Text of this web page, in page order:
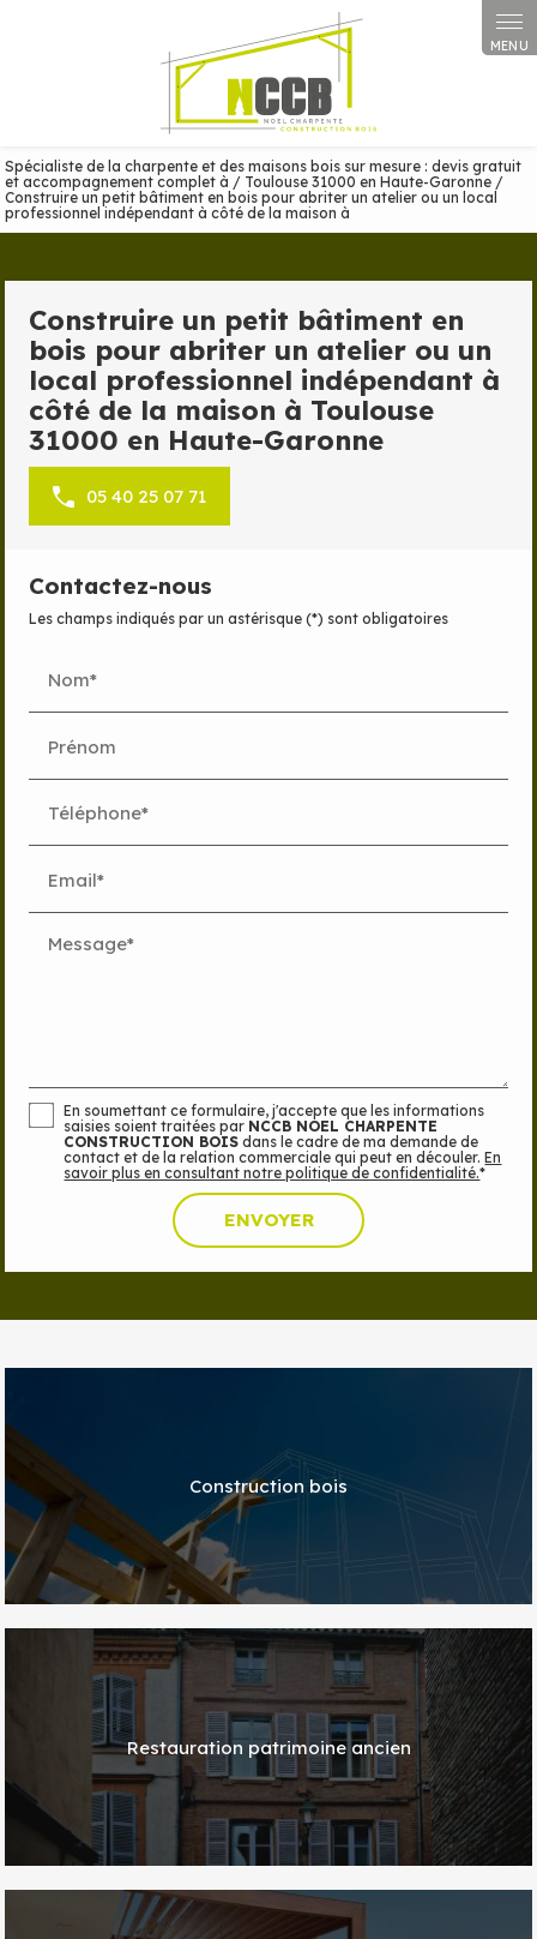
Spécialiste de la charpente et des maisons bois sur mesure : devis gratuit
et accompagnement complet à / Toulouse 31000 en Haute-Garonne /
Construire un petit bâtiment en bois pour abriter un atelier ou un local
professionnel indépendant à côté de la maison à
Construire un petit bâtiment en
bois pour abriter un atelier ou un
local professionnel indépendant à
côté de la maison à Toulouse
31000 en Haute-Garonne
05 40 25 07 71
Contactez-nous
Les champs indiqués par un astérisque (*) sont obligatoires
Nom*
Prénom
Téléphone*
Email*
Message*
En soumettant ce formulaire, j'accepte que les informations
saisies soient traitées par NCCB NOEL CHARPENTE
CONSTRUCTION BOIS dans le cadre de ma demande de
contact et de la relation commerciale qui peut en découler.En
savoir plus en consultant notre politique de confidentialité.*
Construction bois
Restauration patrimoine ancien